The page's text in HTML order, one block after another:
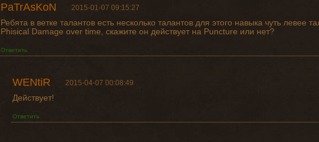
PaTrAsKoN 2015-01-07 09:15:27
Ребята в ветке талантов есть несколько талантов для этого навыка чуть левее
Phisical Damage over time, скажите он действует на Puncture или нет?
Ответить
WENtiR 2015-04-07 00:08:49
Действует!
Ответить